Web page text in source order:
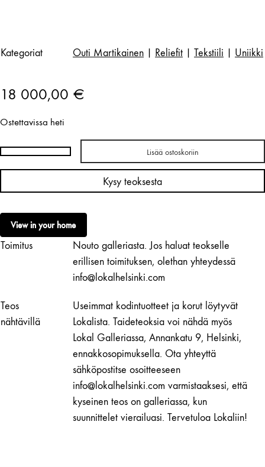
Kategoriat Outi Martikainen Reliefit Tekstiili Uniikki
18 000,00 €
Ostettavissa heti
Outi
Martikainen
(Weeping
Willow)
määrä
Lisää ostoskoriin
Kysy teoksesta
View in your home
Toimitus
Nouto galleriasta. Jos haluat teokselle
erillisen toimituksen, olethan yhteydessä
info@lokalhelsinki.com
Teos
nähtävillä
Useimmat kodintuotteet ja korut löytyvät
Lokalista. Taideteoksia voi nähdä myös
Lokal Galleriassa, Annankatu 9, Helsinki,
ennakkosopimuksella. Ota yhteyttä
sähköpostitse osoitteeseen
info@lokalhelsinki.com varmistaaksesi, että
kyseinen teos on galleriassa, kun
suunnittelet vierailuasi. Tervetuloa Lokaliin!